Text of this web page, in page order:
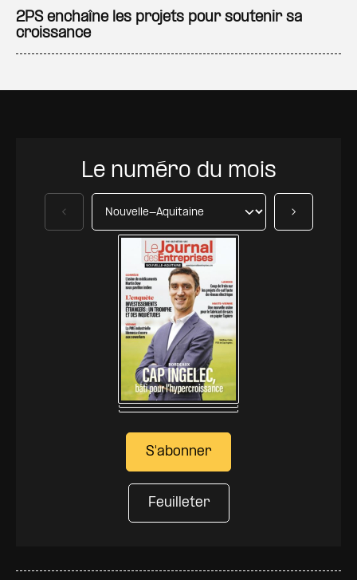
2PS enchaîne les projets pour soutenir sa
croissance
Le numéro du mois
S'abonner
Feuilleter
Précédent Suivant